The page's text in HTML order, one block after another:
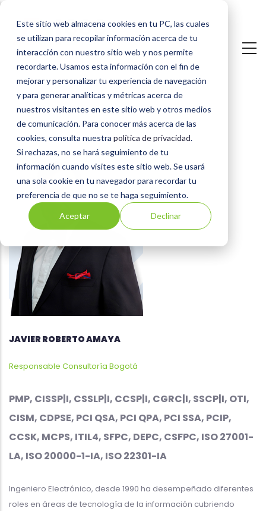
Este sitio web almacena cookies en tu PC, las cuales
se utilizan para recopilar información acerca de tu
interacción con nuestro sitio web y nos permite
recordarte. Usamos esta información con el fin de
mejorar y personalizar tu experiencia de navegación
y para generar analíticas y métricas acerca de
nuestros visitantes en este sitio web y otros medios
de comunicación. Para conocer más acerca de las
cookies, consulta nuestra política de privacidad.
Si rechazas, no se hará seguimiento de tu
información cuando visites este sitio web. Se usará
una sola cookie en tu navegador para recordar tu
preferencia de que no se te haga seguimiento.
Aceptar Declinar
Pasar
contenido
principal
Instructores
JAVIER ROBERTO AMAYA
Responsable Consultoría Bogotá
PMP, CISSP|I, CSSLP|I, CCSP|I, CGRC|I, SSCP|I, OTI,
CISM, CDPSE, PCI QSA, PCI QPA, PCI SSA, PCIP,
CCSK, MCPS, ITIL4, SFPC, DEPC, CSFPC, ISO 27001-
LA, ISO 20000-1-IA, ISO 22301-IA
Ingeniero Electrónico, desde 1990 ha desempeñado diferentes
roles en áreas de tecnología de la información cubriendo